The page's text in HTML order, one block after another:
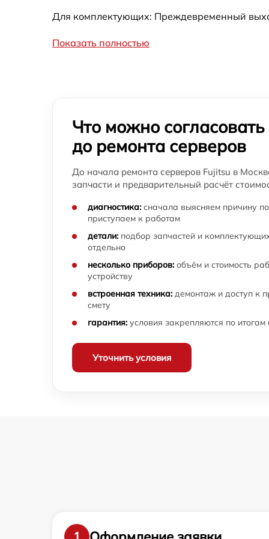
Настройка файрвола на сервере сервера
Fujitsu
Замена жестких дисков сервера Fujitsu
Для комплектующих: Преждевременный
Показать полностью
Что можно согласовать
до ремонта серверов
До начала ремонта серверов Fujitsu в
запчасти и предварительный расчёт
диагностика: сначала выясняем причину
приступаем к работам
детали: подбор запчастей и
отдельно
несколько приборов: объём и стоимость
устройству
встроенная техника: демонтаж и доступ к
смету
гарантия: условия закрепляются по
Уточнить условия